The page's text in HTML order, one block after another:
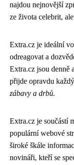
najdou nejnovější
ze života celebrit,
Extra.cz je ideální
odreagovat a
Extra.cz jsou denně
přijde opravdu
zábavy a drbů.
Extra.cz je součástí
populární webové
široké škále
novináři, kteří se